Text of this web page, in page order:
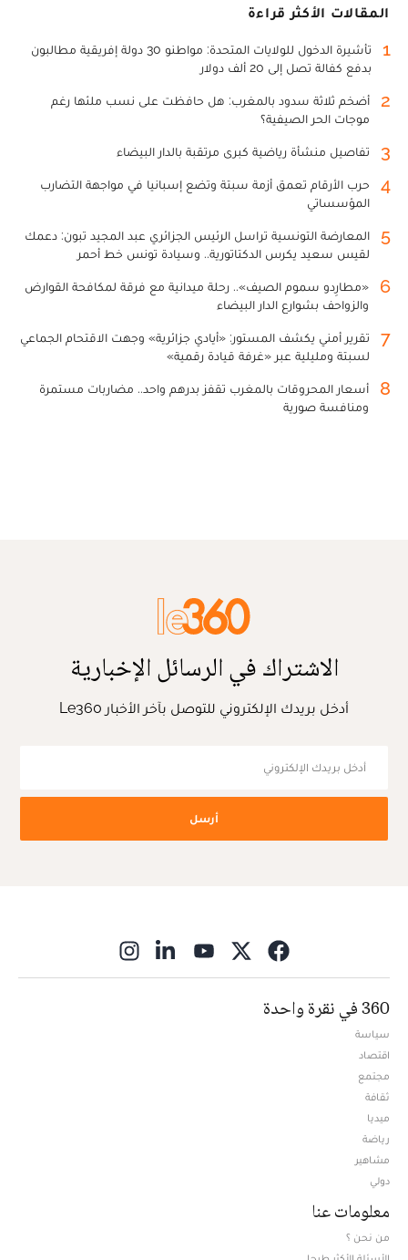
المقالات الأكثر قراءة
1
تأشيرة الدخول للولايات المتحدة: مواطنو 30 دولة إفريقية مطالبون
بدفع كفالة تصل إلى 20 ألف دولار
2
أضخم ثلاثة سدود بالمغرب: هل حافظت على نسب ملئها رغم
موجات الحر الصيفية؟
3 تفاصيل منشأة رياضية كبرى مرتقبة بالدار البيضاء
4
حرب الأرقام تعمق أزمة سبتة وتضع إسبانيا في مواجهة التضارب
المؤسساتي
5
المعارضة التونسية تراسل الرئيس الجزائري عبد المجيد تبون: دعمك
لقيس سعيد يكرس الدكتاتورية.. وسيادة تونس خط أحمر
6
«مطارِدو سموم الصيف».. رحلة ميدانية مع فرقة لمكافحة القوارض
والزواحف بشوارع الدار البيضاء
7
تقرير أمني يكشف المستور: «أيادي جزائرية» وجهت الاقتحام الجماعي
لسبتة ومليلية عبر «غرفة قيادة رقمية»
8
أسعار المحروقات بالمغرب تقفز بدرهم واحد.. مضاربات مستمرة
ومنافسة صورية
الاشتراك في الرسائل الإخبارية
أدخل بريدك الإلكتروني للتوصل بآخر الأخبار Le360
أرسل
360 في نقرة واحدة
سياسة
اقتصاد
مجتمع
ثقافة
ميديا
رياضة
مشاهير
دولي
معلومات عنا
من نحن ؟